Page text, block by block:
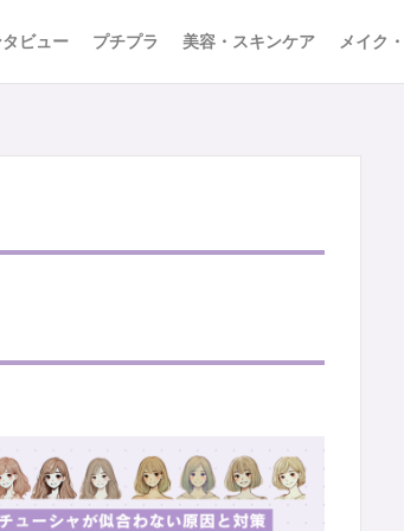
ビュー プチプラ 美容・スキンケア メイク